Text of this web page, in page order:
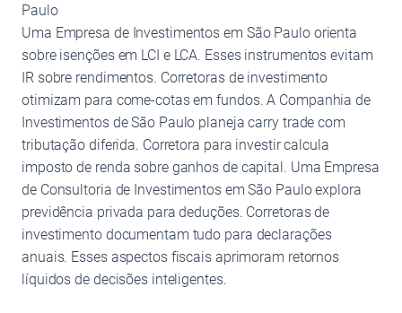
Paulo
Uma Empresa de Investimentos em São Paulo orienta
sobre isenções em LCI e LCA. Esses instrumentos evitam
IR sobre rendimentos. Corretoras de investimento
otimizam para come-cotas em fundos. A Companhia de
Investimentos de São Paulo planeja carry trade com
tributação diferida. Corretora para investir calcula
imposto de renda sobre ganhos de capital. Uma Empresa
de Consultoria de Investimentos em São Paulo explora
previdência privada para deduções. Corretoras de
investimento documentam tudo para declarações
anuais. Esses aspectos fiscais aprimoram retornos
líquidos de decisões inteligentes.